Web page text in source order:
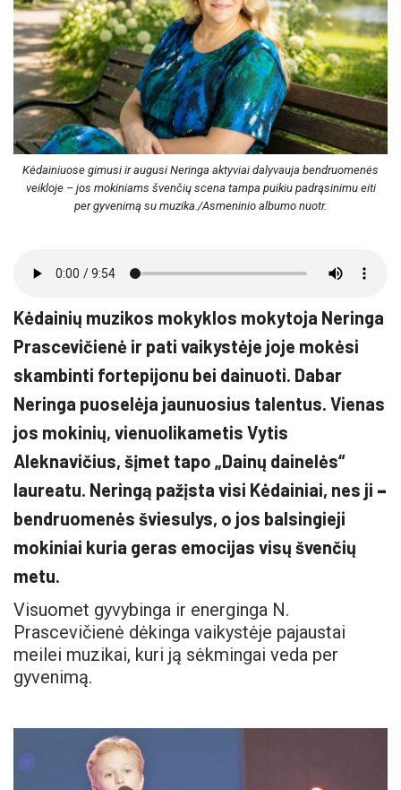
Kėdainiuose gimusi ir augusi Neringa aktyviai dalyvauja bendruomenės
veikloje – jos mokiniams švenčių scena tampa puikiu padrąsinimu eiti
per gyvenimą su muzika./Asmeninio albumo nuotr.
Kėdainių muzikos mokyklos mokytoja Neringa
Prascevičienė ir pati vaikystėje joje mokėsi
skambinti fortepijonu bei dainuoti. Dabar
Neringa puoselėja jaunuosius talentus. Vienas
jos mokinių, vienuolikametis Vytis
Aleknavičius, šįmet tapo „Dainų dainelės“
laureatu. Neringą pažįsta visi Kėdainiai, nes ji –
bendruomenės šviesulys, o jos balsingieji
mokiniai kuria geras emocijas visų švenčių
metu.
Visuomet gyvybinga ir energinga N.
Prascevičienė dėkinga vaikystėje pajaustai
meilei muzikai, kuri ją sėkmingai veda per
gyvenimą.